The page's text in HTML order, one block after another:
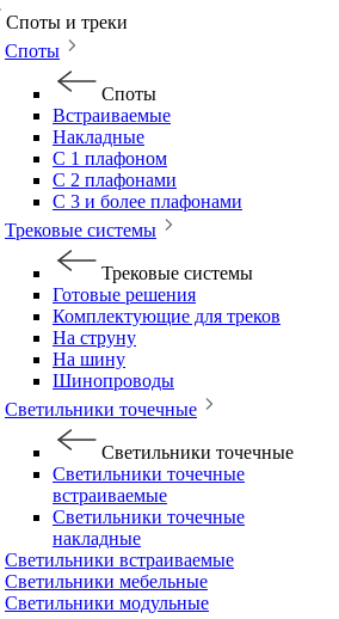
Споты и треки
Споты
Споты
Встраиваемые
Накладные
С 1 плафоном
С 2 плафонами
С 3 и более плафонами
Трековые системы
Трековые системы
Готовые решения
Комплектующие для треков
На струну
На шину
Шинопроводы
Светильники точечные
Светильники точечные
Светильники точечные
встраиваемые
Светильники точечные
накладные
Светильники встраиваемые
Светильники мебельные
Светильники модульные